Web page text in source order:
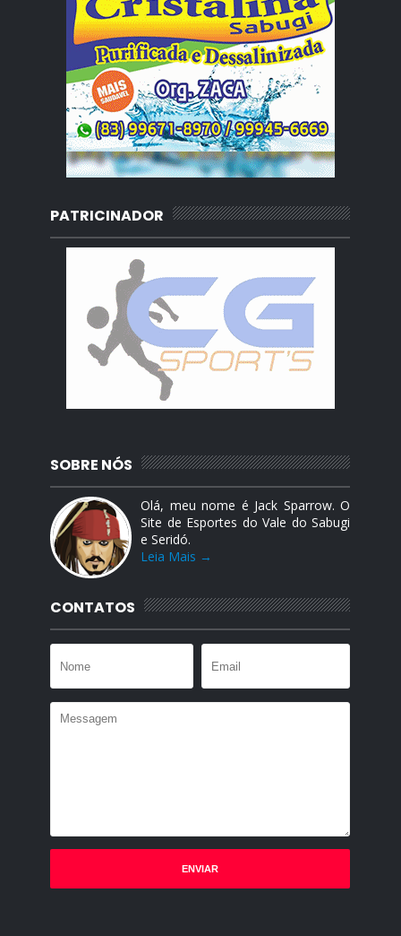
PATRICINADOR
SOBRE NÓS
Olá, meu nome é Jack Sparrow. O
Site de Esportes do Vale do Sabugi
e Seridó.
Leia Mais →
CONTATOS